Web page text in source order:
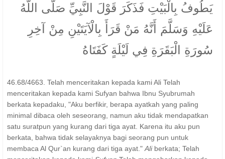
يَطُوفُ بِالْبَيْتِ فَذَكَرَ قَوْلَ النَّبِيِّ صَلَّى اللَّهُ
عَلَيْهِ وَسَلَّمَ أَنَّهُ مَنْ قَرَأَ بِالْآيَتَيْنِ مِنْ آخِرِ
سُورَةِ الْبَقَرَةِ فِي لَيْلَةٍ كَفَتَاهُ
46.68/4663. Telah menceritakan kepada kami Ali Telah
menceritakan kepada kami Sufyan bahwa Ibnu Syubrumah
berkata kepadaku, "Aku berfikir, berapa ayatkah yang paling
minimal dibaca oleh seseorang, namun aku tidak mendapatkan
satu suratpun yang kurang dari tiga ayat. Karena itu aku pun
berkata, bahwa tidak selayaknya bagi seorang pun untuk
membaca Al Qur`an kurang dari tiga ayat." Aliberkata; Telah